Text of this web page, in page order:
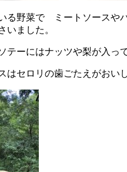
る野菜で ミートソースや
いました。
テーにはナッツや梨が入っ
はセロリの歯ごたえがおい